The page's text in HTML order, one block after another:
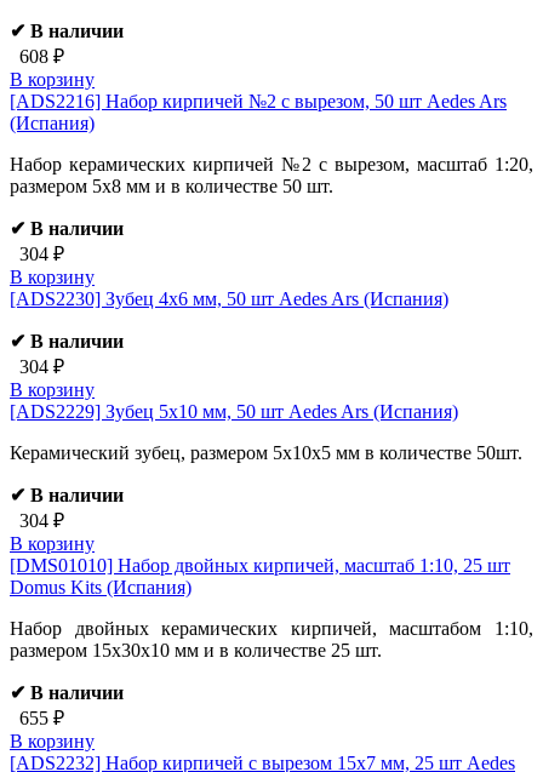
✔ В наличии
608 ₽
В корзину
[ADS2216] Набор кирпичей №2 с вырезом, 50 шт Aedes Ars
(Испания)
Набор керамических кирпичей №2 с вырезом, масштаб 1:20,
размером 5х8 мм и в количестве 50 шт.
✔ В наличии
304 ₽
В корзину
[ADS2230] Зубец 4х6 мм, 50 шт Aedes Ars (Испания)
✔ В наличии
304 ₽
В корзину
[ADS2229] Зубец 5х10 мм, 50 шт Aedes Ars (Испания)
Керамический зубец, размером 5х10х5 мм в количестве 50шт.
✔ В наличии
304 ₽
В корзину
[DMS01010] Набор двойных кирпичей, масштаб 1:10, 25 шт
Domus Kits (Испания)
Набор двойных керамических кирпичей, масштабом 1:10,
размером 15х30х10 мм и в количестве 25 шт.
✔ В наличии
655 ₽
В корзину
[ADS2232] Набор кирпичей с вырезом 15х7 мм, 25 шт Aedes